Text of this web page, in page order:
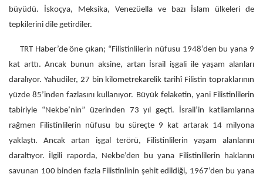
büyüdü. İskoçya, Meksika, Venezüella ve bazı İslam ülkeleri de
tepkilerini dile getirdiler.
TRT Haber’de öne çıkan; “Filistinlilerin nüfusu 1948’den bu yana 9
kat arttı. Ancak bunun aksine, artan İsrail işgali ile yaşam alanları
daralıyor. Yahudiler, 27 bin kilometrekarelik tarihî Filistin topraklarının
yüzde 85’inden fazlasını kullanıyor. Büyük felaketin, yani Filistinlilerin
tabiriyle “Nekbe’nin” üzerinden 73 yıl geçti. İsrail’in katliamlarına
rağmen Filistinlilerin nüfusu bu süreçte 9 kat artarak 14 milyona
yaklaştı. Ancak artan işgal terörü, Filistinlilerin yaşam alanlarını
daraltıyor. İlgili raporda, Nekbe’den bu yana Filistinlilerin haklarını
savunan 100 binden fazla Filistinlinin şehit edildiği, 1967’den bu yana